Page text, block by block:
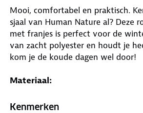
Mooi, comfortabel en praktisch.
sjaal van Human Nature al? Deze
met franjes is perfect voor de
van zacht polyester en houdt je
kom je de koude dagen wel door!
Materiaal:
Kenmerken